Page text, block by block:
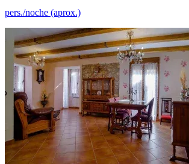
pers./noche (aprox.)